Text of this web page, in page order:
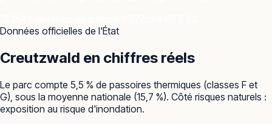
Données officielles de l'État
Creutzwald en chiffres réels
Le parc compte 5,5 % de passoires thermiques (classes F et
G), sous la moyenne nationale (15,7 %). Côté risques naturels :
exposition au risque d'inondation.